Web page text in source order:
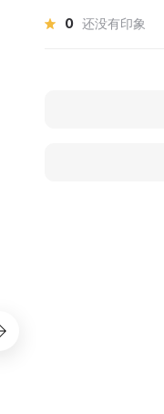
0 还没有印象